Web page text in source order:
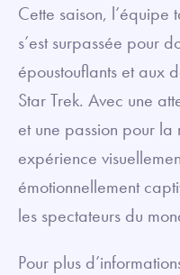
Cette saison, l’équipe
s’est surpassée pour
époustouflants et aux
Star Trek. Avec une
et une passion pour
expérience
émotionnellement
les spectateurs du
Pour plus